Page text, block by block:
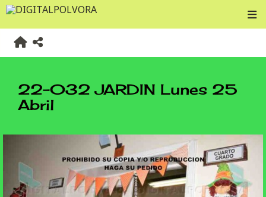
22-032 JARDIN Lunes 25
Abril